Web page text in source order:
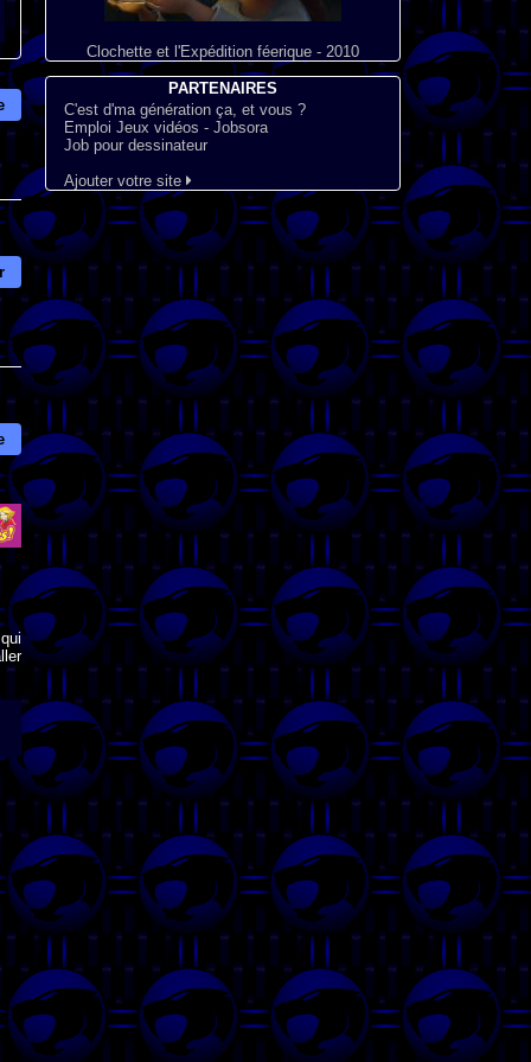
Clochette et l'Expédition féerique - 2010
PARTENAIRES
C'est d'ma génération ça, et vous ?
Emploi Jeux vidéos - Jobsora
Job pour dessinateur
Ajouter votre site